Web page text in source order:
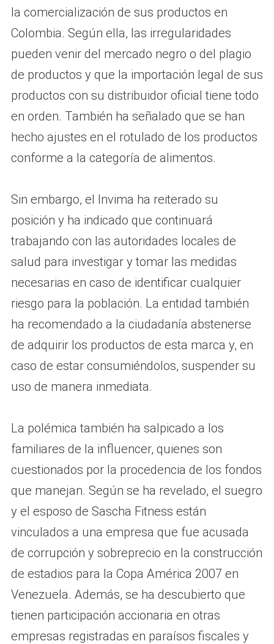
la comercialización de sus productos en
Colombia. Según ella, las irregularidades
pueden venir del mercado negro o del plagio
de productos y que la importación legal de sus
productos con su distribuidor oficial tiene todo
en orden. También ha señalado que se han
hecho ajustes en el rotulado de los productos
conforme a la categoría de alimentos.
Sin embargo, el Invima ha reiterado su
posición y ha indicado que continuará
trabajando con las autoridades locales de
salud para investigar y tomar las medidas
necesarias en caso de identificar cualquier
riesgo para la población. La entidad también
ha recomendado a la ciudadanía abstenerse
de adquirir los productos de esta marca y, en
caso de estar consumiéndolos, suspender su
uso de manera inmediata.
La polémica también ha salpicado a los
familiares de la influencer, quienes son
cuestionados por la procedencia de los fondos
que manejan. Según se ha revelado, el suegro
y el esposo de Sascha Fitness están
vinculados a una empresa que fue acusada
de corrupción y sobreprecio en la construcción
de estadios para la Copa América 2007 en
Venezuela. Además, se ha descubierto que
tienen participación accionaria en otras
empresas registradas en paraísos fiscales y